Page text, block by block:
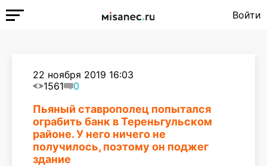
Войти
22 ноября 2019 16:03
1561
0
Пьяный ставрополец попытался
ограбить банк в Тереньгульском
районе. У него ничего не
получилось, поэтому он поджег
здание